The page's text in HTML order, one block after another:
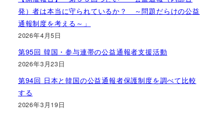
発）者は本当に守られているか？ ～問題だらけの公益
通報制度を考える～」
2026年4月5日
第95回 韓国・参与連帯の公益通報者支援活動
2026年3月23日
第94回 日本と韓国の公益通報者保護制度を調べて比較
する
2026年3月19日